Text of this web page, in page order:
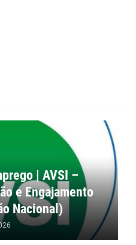
| AVSI –
e Engajamento
Nacional)